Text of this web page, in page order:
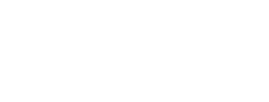
Medien anbieten zu
unserer
diese Informationen
Nutzung der